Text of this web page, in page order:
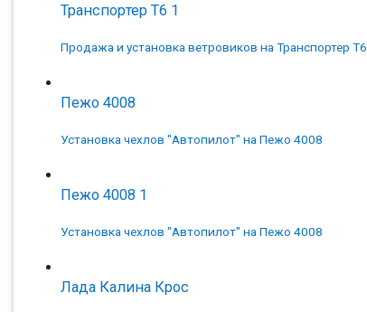
Транспортер Т6 1
Продажа и установка ветровиков на Транспортер Т6
Пежо 4008
Установка чехлов "Автопилот" на Пежо 4008
Пежо 4008 1
Установка чехлов "Автопилот" на Пежо 4008
Лада Калина Крос